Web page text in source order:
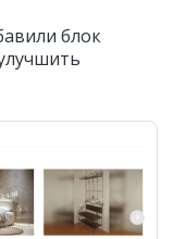
блок